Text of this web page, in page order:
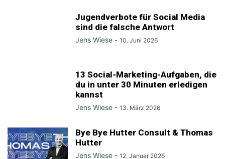
Jugendverbote für Social Media
sind die falsche Antwort
Jens Wiese - 10. Juni 2026
13 Social-Marketing-Aufgaben, die
du in unter 30 Minuten erledigen
kannst
Jens Wiese - 13. März 2026
Bye Bye Hutter Consult & Thomas
Hutter
Jens Wiese - 12. Januar 2026